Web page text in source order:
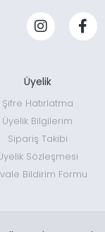
Üyelik
Şifre Hatırlatma
Üyelik Bilgilerim
Sipariş Takibi
Sözleşmesi
Bildirim Formu